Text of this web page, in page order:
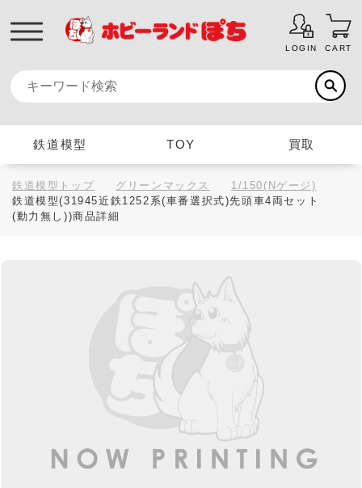
LOGIN CART
鉄道模型 TOY 買取
鉄道模型トップ グリーンマックス
1/150(Nゲージ)
鉄道模型(31945近鉄1252系(車番選択式)先頭車4両セット
(動力無し))商品詳細